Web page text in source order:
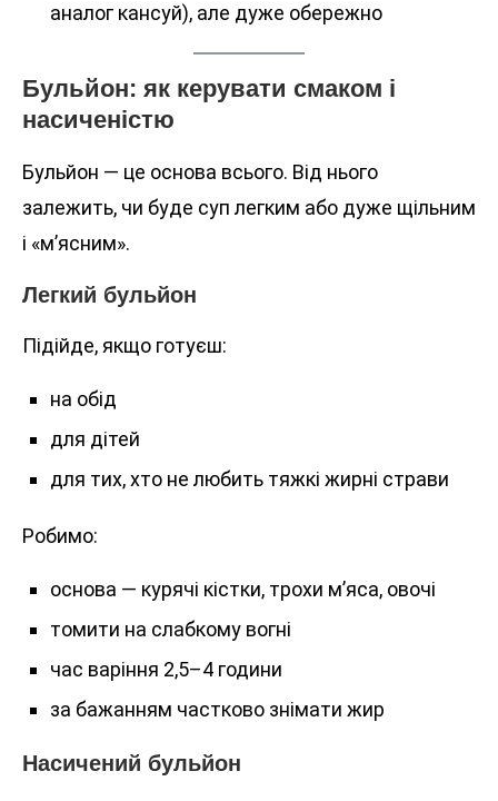
аналог кансуй), але дуже обережно
Бульйон: як керувати смаком і
насиченістю
Бульйон — це основа всього. Від нього
залежить, чи буде суп легким або дуже щільним
і «м’ясним».
Легкий бульйон
Підійде, якщо готуєш:
на обід
для дітей
для тих, хто не любить тяжкі жирні страви
Робимо:
основа — курячі кістки, трохи м’яса, овочі
томити на слабкому вогні
час варіння 2,5–4 години
за бажанням частково знімати жир
Насичений бульйон